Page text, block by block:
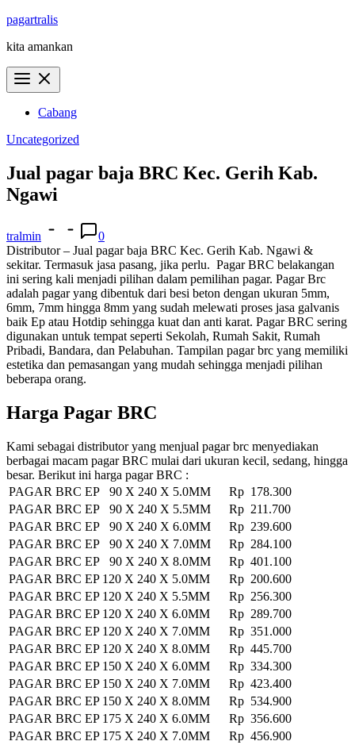
Skip
content
pagartralis
kita amankan
Cabang
Uncategorized
Jual pagar baja BRC Kec. Gerih Kab.
Ngawi
tralmin
0
Distributor – Jual pagar baja BRC Kec. Gerih Kab. Ngawi &
sekitar. Termasuk jasa pasang, jika perlu. Pagar BRC belakangan
ini sering kali menjadi pilihan dalam pemilihan pagar. Pagar Brc
adalah pagar yang dibentuk dari besi beton dengan ukuran 5mm,
6mm, 7mm hingga 8mm yang sudah melewati proses jasa galvanis
baik Ep atau Hotdip sehingga kuat dan anti karat. Pagar BRC sering
digunakan untuk tempat seperti Sekolah, Rumah Sakit, Rumah
Pribadi, Bandara, dan Pelabuhan. Tampilan pagar brc yang memiliki
estetika dan pemasangan yang mudah sehingga menjadi pilihan
beberapa orang.
Harga Pagar BRC
Kami sebagai distributor yang menjual pagar brc menyediakan
berbagai macam pagar BRC mulai dari ukuran kecil, sedang, hingga
besar. Berikut ini harga pagar BRC :
PAGAR BRC EP 90 X 240 X 5.0MM
Rp 178.300
PAGAR BRC EP 90 X 240 X 5.5MM
Rp 211.700
PAGAR BRC EP 90 X 240 X 6.0MM
Rp 239.600
PAGAR BRC EP 90 X 240 X 7.0MM
Rp 284.100
PAGAR BRC EP 90 X 240 X 8.0MM
Rp 401.100
PAGAR BRC EP 120 X 240 X 5.0MM
Rp 200.600
PAGAR BRC EP 120 X 240 X 5.5MM
Rp 256.300
PAGAR BRC EP 120 X 240 X 6.0MM
Rp 289.700
PAGAR BRC EP 120 X 240 X 7.0MM
Rp 351.000
PAGAR BRC EP 120 X 240 X 8.0MM
Rp 445.700
PAGAR BRC EP 150 X 240 X 6.0MM
Rp 334.300
PAGAR BRC EP 150 X 240 X 7.0MM
Rp 423.400
PAGAR BRC EP 150 X 240 X 8.0MM
Rp 534.900
PAGAR BRC EP 175 X 240 X 6.0MM
Rp 356.600
PAGAR BRC EP 175 X 240 X 7.0MM
Rp 456.900